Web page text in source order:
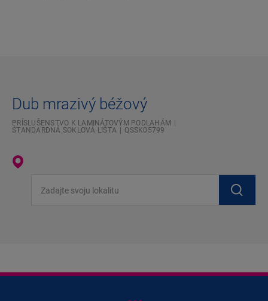
Dub mrazivý béžový
PRÍSLUŠENSTVO K LAMINÁTOVÝM PODLAHÁM
ŠTANDARDNÁ SOKLOVÁ LIŠTA
QSSK05799